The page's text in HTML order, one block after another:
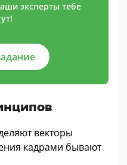
эксперты тебе
векторы
кадрами бывают